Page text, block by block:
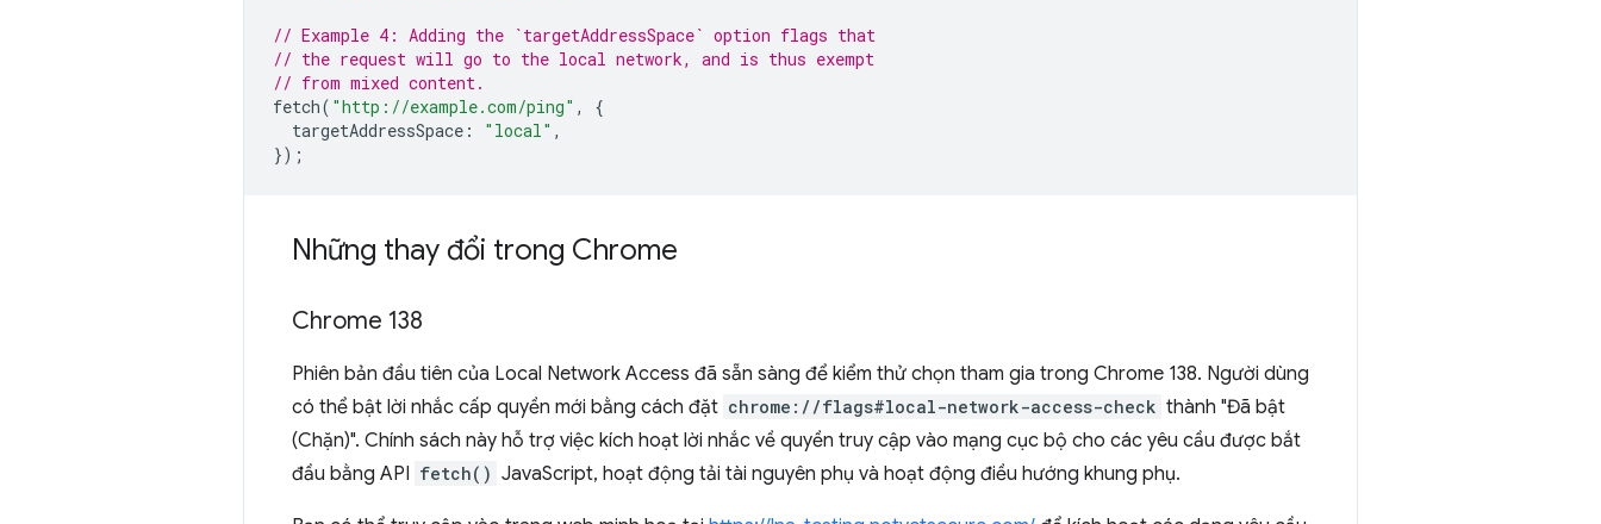
// Example 4: Adding the `targetAddressSpace` option flags that
// the request will go to the local network, and is thus exempt
// from mixed content.
fetch( "http://example.com/ping" ,
{
targetAddressSpace : "local" ,
});
Những thay đổi trong Chrome
Chrome 138
Phiên bản đầu tiên của Local Network Access đã sẵn sàng để kiểm thử chọn tham gia trong Chrome 138. Người dùng
có thể bật lời nhắc cấp quyền mới bằng cách đặt chrome://flags#local-network-access-check thành "Đã bật
(Chặn)". Chính sách này hỗ trợ việc kích hoạt lời nhắc về quyền truy cập vào mạng cục bộ cho các yêu cầu được bắt
đầu bằng API fetch() JavaScript, hoạt động tải tài nguyên phụ và hoạt động điều hướng khung phụ.